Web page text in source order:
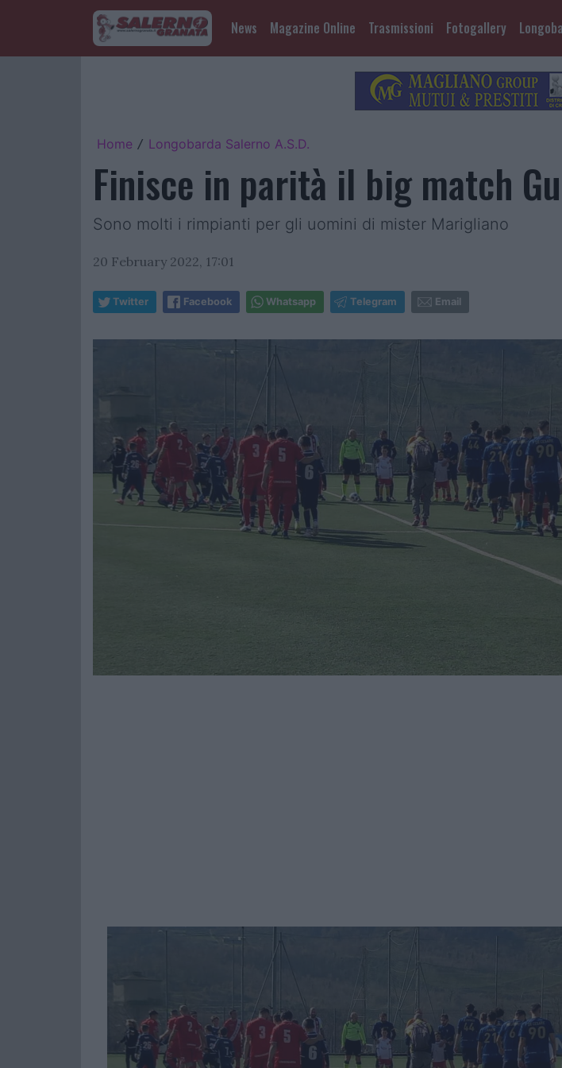
News Magazine Online Trasmissioni Fotogallery
Home / Longobarda Salerno A.S.D.
Finisce in parità il big match
Sono molti i rimpianti per gli uomini di mister Marigliano
20 February 2022, 17:01
Twitter Facebook Whatsapp Telegram Email